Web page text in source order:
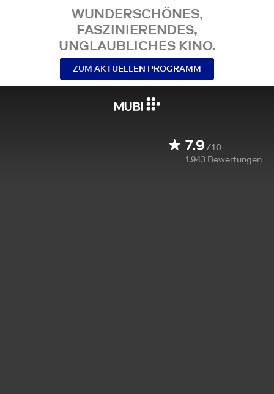
WUNDERSCHÖNES,
FASZINIERENDES,
UNGLAUBLICHES KINO.
ZUM AKTUELLEN PROGRAMM
7.9/10
1.943 Bewertungen